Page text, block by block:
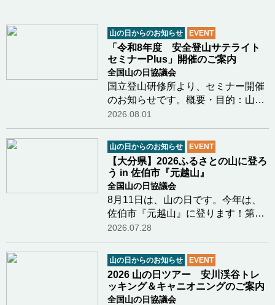
山の日からのお知らせ EVENT
「令和8年度 安全登山サテライト
セミナーPlus」開催のご案内
全国山の日協議会
国立登山研修所より、セミナー開催
のお知らせです。概要・目的：山岳
関係機関と共催で、登山初心者をは
じめとする一般登山者を幅広く対象
とし、雪氷学、海外登山遠征の記
録、登山用具・装備の解説等、安全
登山に資する個別…つづきを読む
2026.08.01
山の日からのお知らせ EVENT
【大分県】2026ふるさとの山に登ろ
う in 佐伯市『元越山』
全国山の日協議会
8月11日は、山の日です。今年は、
佐伯市『元越山』に登ります！第５
回「山の日」記念全国大会開催地の
大分県。大分県山の日登山実行委員
会（大分県山岳連盟・大分勤労者山
岳連盟・日本山岳会東九州支部）で
は、毎年ふるさの…つづきを読む
2026.07.28
山の日からのお知らせ EVENT
2026 山の日ツアー 安川渓谷トレ
ッキング＆キャニオニングのご案内
全国山の日協議会